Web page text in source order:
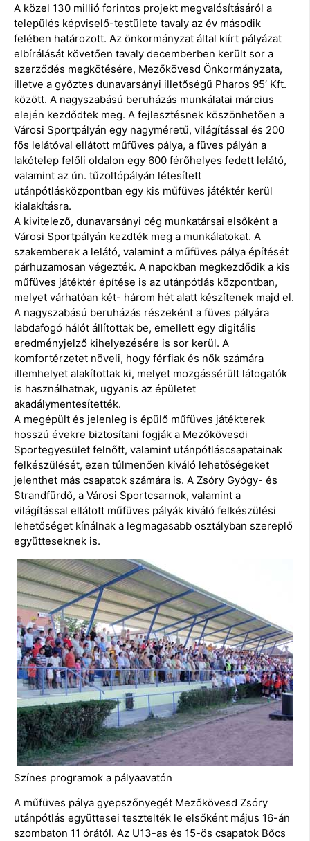
A közel 130 millió forintos projekt megvalósításáról a
település képviselő-testülete tavaly az év második
felében határozott. Az önkormányzat által kiírt pályázat
elbírálását követően tavaly decemberben került sor a
szerződés megkötésére, Mezőkövesd Önkormányzata,
illetve a győztes dunavarsányi illetőségű Pharos 95′ Kft.
között. A nagyszabású beruházás munkálatai március
elején kezdődtek meg. A fejlesztésnek köszönhetően a
Városi Sportpályán egy nagyméretű, világítással és 200
fős lelátóval ellátott műfüves pálya, a füves pályán a
lakótelep felőli oldalon egy 600 férőhelyes fedett lelátó,
valamint az ún. tűzoltópályán létesített
utánpótlásközpontban egy kis műfüves játéktér kerül
kialakításra.
A kivitelező, dunavarsányi cég munkatársai elsőként a
Városi Sportpályán kezdték meg a munkálatokat. A
szakemberek a lelátó, valamint a műfüves pálya építését
párhuzamosan végezték. A napokban megkezdődik a kis
műfüves játéktér építése is az utánpótlás központban,
melyet várhatóan két- három hét alatt készítenek majd el.
A nagyszabású beruházás részeként a füves pályára
labdafogó hálót állítottak be, emellett egy digitális
eredményjelző kihelyezésére is sor kerül. A
komfortérzetet növeli, hogy férfiak és nők számára
illemhelyet alakítottak ki, melyet mozgássérült látogatók
is használhatnak, ugyanis az épületet
akadálymentesítették.
A megépült és jelenleg is épülő műfüves játékterek
hosszú évekre biztosítani fogják a Mezőkövesdi
Sportegyesület felnőtt, valamint utánpótláscsapatainak
felkészülését, ezen túlmenően kiváló lehetőségeket
jelenthet más csapatok számára is. A Zsóry Gyógy- és
Strandfürdő, a Városi Sportcsarnok, valamint a
világítással ellátott műfüves pályák kiváló felkészülési
lehetőséget kínálnak a legmagasabb osztályban szereplő
együtteseknek is.
Színes programok a pályaavatón
A műfüves pálya gyepszőnyegét Mezőkövesd Zsóry
utánpótlás együttesei tesztelték le elsőként május 16-án
szombaton 11 órától. Az U13-as és 15-ös csapatok Bőcs